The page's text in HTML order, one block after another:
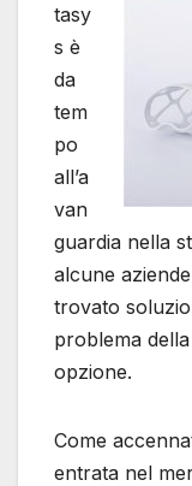
tasy
s è
da
tem
po
all’a
van
guardia nella
alcune
trovato
problema
opzione.
Come
entrata nel